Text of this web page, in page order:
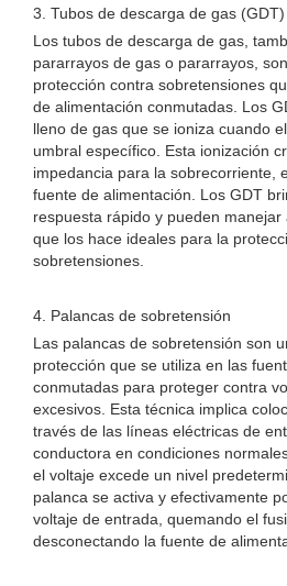
3. Tubos de descarga de gas (GDT)
Los tubos de descarga de gas,
pararrayos de gas o pararrayos,
protección contra sobretensiones
de alimentación conmutadas. Los
lleno de gas que se ioniza cuando
umbral específico. Esta ionización
impedancia para la sobrecorriente,
fuente de alimentación. Los GDT
respuesta rápido y pueden
que los hace ideales para la
sobretensiones.
4. Palancas de sobretensión
Las palancas de sobretensión son
protección que se utiliza en las
conmutadas para proteger contra
excesivos. Esta técnica implica
través de las líneas eléctricas de
conductora en condiciones
el voltaje excede un nivel
palanca se activa y efectivamente
voltaje de entrada, quemando el
desconectando la fuente de